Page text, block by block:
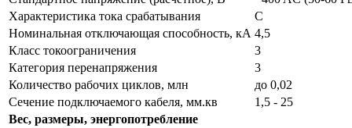
Характеристика тока срабатывания
С
Номинальная отключающая способность, кА 4,5
Класс токоограничения
3
Категория перенапряжения
3
Количество рабочих циклов, млн
до 0,02
Сечение подключаемого кабеля, мм.кв
1,5 - 25
Вес, размеры, энергопотребление